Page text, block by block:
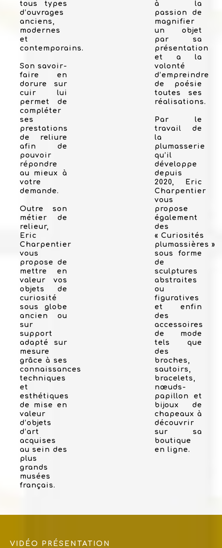
tous types
d’ouvrages
anciens,
modernes
et
contemporains.
Son savoir-
faire en
dorure sur
cuir lui
permet de
compléter
ses
prestations
de reliure
afin de
pouvoir
répondre
au mieux à
votre
demande.
Outre son
métier de
relieur,
Eric
Charpentier
vous
propose de
mettre en
valeur vos
objets de
curiosité
sous globe
ancien ou
sur
support
adapté sur
mesure
grâce à ses
connaissances
techniques
et
esthétiques
de mise en
valeur
d’objets
d’art
acquises
au sein des
plus
grands
musées
français.
à la
passion de
magnifier
un objet
par sa
présentation
et a la
volonté
d’empreindre
de poésie
toutes ses
réalisations.
Par le
travail de
la
plumasserie
qu’il
développe
depuis
2020, Eric
Charpentier
vous
propose
également
des
« Curiosités
plumassières »
sous forme
de
sculptures
abstraites
ou
figuratives
et enfin
des
accessoires
de mode
tels que
des
broches,
sautoirs,
bracelets,
nœuds-
papillon et
bijoux de
chapeaux à
découvrir
sur sa
boutique
en ligne.
VIDÉO PRÉSENTATION